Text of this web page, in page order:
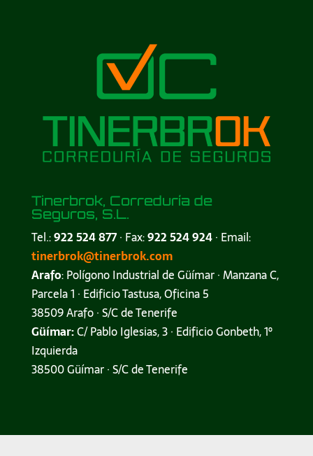
Tinerbrok, Correduría de
Seguros, S.L.
Tel.:922 524 877· Fax:922 524 924· Email:
tinerbrok@tinerbrok.com
Arafo: Polígono Industrial de Güímar · Manzana C,
Parcela 1 · Edificio Tastusa, Oficina 5
38509 Arafo · S/C de Tenerife
Güímar:C/ Pablo Iglesias, 3 · Edificio Gonbeth, 1º
Izquierda
38500 Güímar · S/C de Tenerife